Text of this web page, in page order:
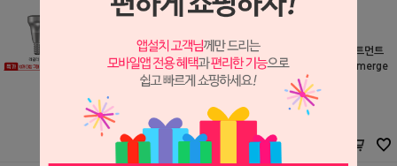
제노어 힐링 어버트먼트
레귤러 6.0 (Surbmerge
티스트롱
S2505203
2,800원
2,800
제노어 힐링 어버트먼트
레귤러 4.5 (Surbmerge
티스트롱
2,800